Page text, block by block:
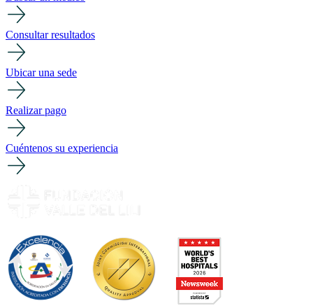
Consultar resultados
Ubicar una sede
Realizar pago
Cuéntenos su experiencia